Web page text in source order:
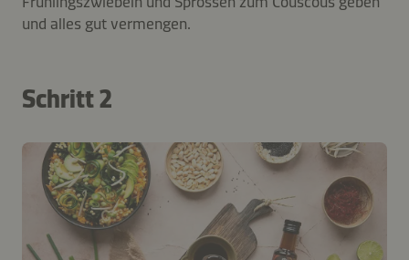
und alles gut vermengen.
Schritt 2